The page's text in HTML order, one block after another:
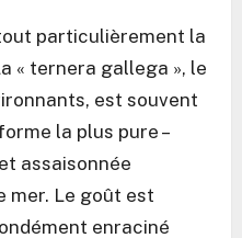
particulièrement la
« ternera gallega », le
est souvent
la plus pure –
assaisonnée
mer. Le goût est
enraciné